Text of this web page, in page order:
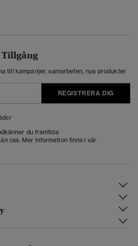
till kampanjer, samarbeten, nya produkter
REGISTRERA DIG
du framtida
oss. Mer information finns i vår